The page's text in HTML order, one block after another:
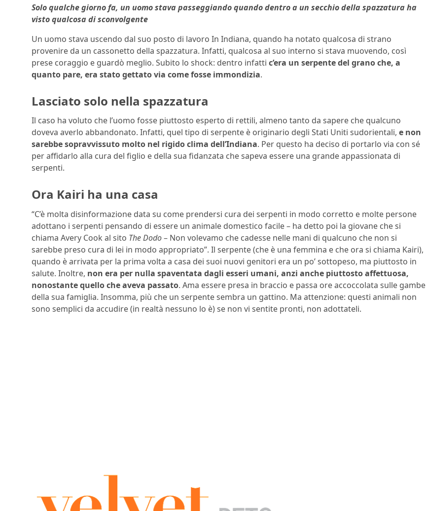
Solo qualche giorno fa, un uomo stava passeggiando quando dentro a un secchio della spazzatura ha
visto qualcosa di sconvolgente
Un uomo stava uscendo dal suo posto di lavoro In Indiana, quando ha notato qualcosa di strano
provenire da un cassonetto della spazzatura. Infatti, qualcosa al suo interno si stava muovendo, così
prese coraggio e guardò meglio. Subito lo shock: dentro infatti c’era un serpente del grano che, a
quanto pare, era stato gettato via come fosse immondizia.
Lasciato solo nella spazzatura
Il caso ha voluto che l’uomo fosse piuttosto esperto di rettili, almeno tanto da sapere che qualcuno
doveva averlo abbandonato. Infatti, quel tipo di serpente è originario degli Stati Uniti sudorientali, e non
sarebbe sopravvissuto molto nel rigido clima dell’Indiana. Per questo ha deciso di portarlo via con sé
per affidarlo alla cura del figlio e della sua fidanzata che sapeva essere una grande appassionata di
serpenti.
Ora Kairi ha una casa
“C’è molta disinformazione data su come prendersi cura dei serpenti in modo corretto e molte persone
adottano i serpenti pensando di essere un animale domestico facile – ha detto poi la giovane che si
chiama Avery Cook al sito The Dodo– Non volevamo che cadesse nelle mani di qualcuno che non si
sarebbe preso cura di lei in modo appropriato”. Il serpente (che è una femmina e che ora si chiama Kairi),
quando è arrivata per la prima volta a casa dei suoi nuovi genitori era un po’ sottopeso, ma piuttosto in
salute. Inoltre, non era per nulla spaventata dagli esseri umani, anzi anche piuttosto affettuosa,
nonostante quello che aveva passato. Ama essere presa in braccio e passa ore accoccolata sulle gambe
della sua famiglia. Insomma, più che un serpente sembra un gattino. Ma attenzione: questi animali non
sono semplici da accudire (in realtà nessuno lo è) se non vi sentite pronti, non adottateli.